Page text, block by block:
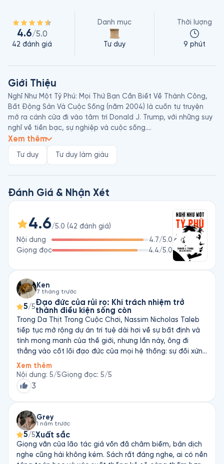
4.6/5.0
42 đánh giá
Danh mục
Tư duy
Thời lượng
9 phút
Giới Thiệu
Nghĩ Như Một Tỷ Phú: Mọi Thứ Bạn Cần Biết Về Thành Công,
Bất Động Sản Và Cuộc Sống (năm 2004) là cuốn tự truyện
mở ra cánh cửa đi vào tâm trí Donald J. Trump, với những suy
nghĩ về tiền bạc, sự nghiệp và cuộc sống.
Donald J. Trump là người đứng đầu Tổ chức Trump, một trong
Ngoài Tháp Trump và các tòa nhà khác ở thành phố New
Ông là tổng thống Mỹ thứ 45, nhiệm kỳ từ năm 2017 - 2021.
Meredith McIver là nhân viên thuộc Tổ chức Trump, trợ giúp
Xem thêm
Tư duy Tư duy làm giàu
Đánh Giá & Nhận Xét
4.6/5.0 (42 đánh giá)
Nội dung
4.7/5.0
Giọng đọc
4.4/5.0
Ken
7 tháng trước
5/5Đạo đức của rủi ro: Khi trách nhiệm trở
thành điều kiện sống còn
Trong Da Thịt Trong Cuộc Chơi, Nassim Nicholas Taleb
tiếp tục mở rộng dự án trí tuệ dài hơi về sự bất định và
tính mong manh của thế giới, nhưng lần này, ông đi
thẳng vào cốt lõi đạo đức của mọi hệ thống: sự đối xứng
giữa rủi ro và phần thưởng. Không chỉ là một cuốn sách
về triết học ứng dụng hay kinh tế học hành vi, tác phẩm
này giống như một bản cáo trạng sắc lạnh dành cho
những kẻ đưa ra quyết định nhưng không phải trả giá.
Taleb lập luận một cách không khoan nhượng rằng mọi
hình thức tri thức – từ lời khuyên tài chính, quản trị, chính
trị, cho đến can thiệp y tế – đều trở nên vô giá trị, thậm
chí nguy hiểm, nếu người tạo ra nó không đặt chính mình
vào vòng rủi ro. Đây không chỉ là một nguyên tắc đạo
đức; nó là điều kiện duy nhất để hệ thống xã hội vận
Xem thêm
Nội dung: 5/5Giọng đọc: 5/5
3
Grey
1 năm trước
5/5Xuất sắc
Giọng văn của lão tác giả vốn đã châm biếm, bản dịch
nghe cũng hài không kém. Sách rất đáng nghe, ai có nền